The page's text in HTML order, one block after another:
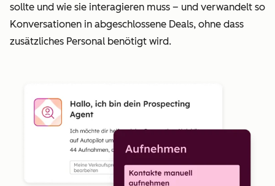
sollte und wie sie interagieren muss – und verwandelt so
Konversationen in abgeschlossene Deals, ohne dass
zusätzliches Personal benötigt wird.